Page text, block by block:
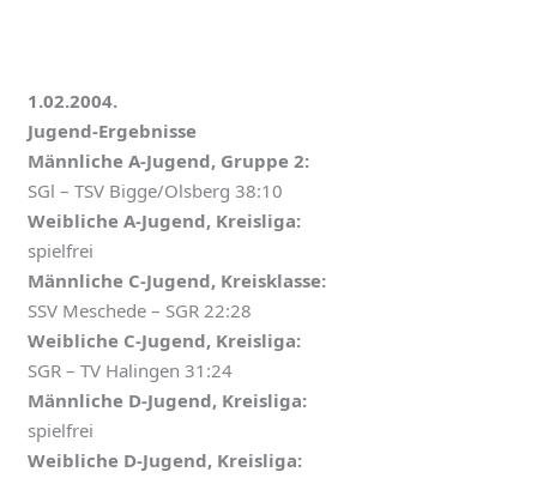
1.02.2004.
Jugend-Ergebnisse
Männliche A-Jugend, Gruppe 2:
SGl – TSV Bigge/Olsberg 38:10
Weibliche A-Jugend, Kreisliga:
spielfrei
Männliche C-Jugend, Kreisklasse:
SSV Meschede – SGR 22:28
Weibliche C-Jugend, Kreisliga:
SGR – TV Halingen 31:24
Männliche D-Jugend, Kreisliga:
spielfrei
Weibliche D-Jugend, Kreisliga: